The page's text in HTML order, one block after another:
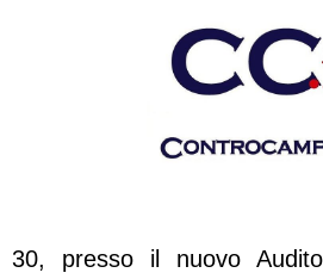
30, presso il nuovo